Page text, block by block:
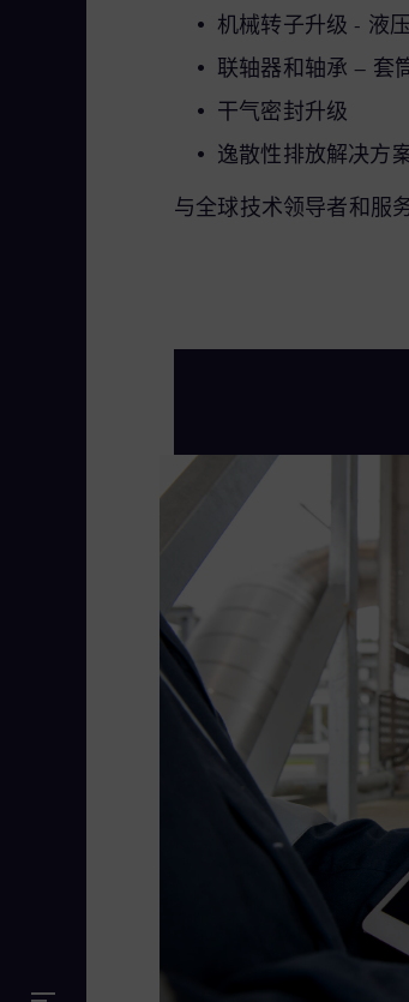
机械转子升级 - 液
联轴器和轴承 – 套
干气密封升级
逸散性排放解决方
与全球技术领导者和服